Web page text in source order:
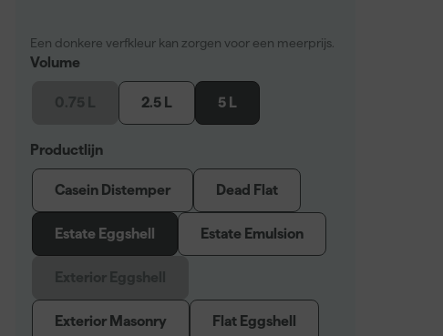
Een donkere verfkleur kan zorgen voor een meerprijs.
Volume
2.5 L 5 L
Productlijn
Casein Distemper Dead Flat
Estate Eggshell Estate Emulsion
Exterior Masonry Flat Eggshell